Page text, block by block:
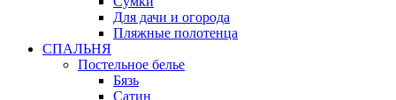
Для дачи и огорода
Пляжные полотенца
СПАЛЬНЯ
Постельное белье
Бязь
Сатин